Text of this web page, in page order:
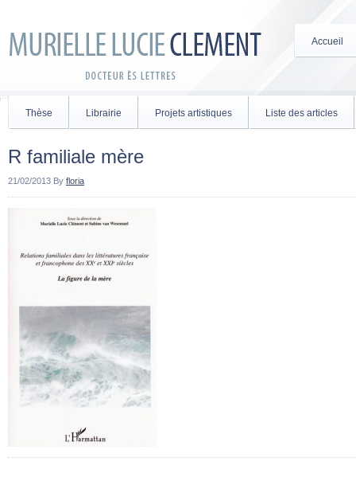
Accueil
Thèse Librairie Projets artistiques Liste des articles
R familiale mère
21/02/2013 By floria